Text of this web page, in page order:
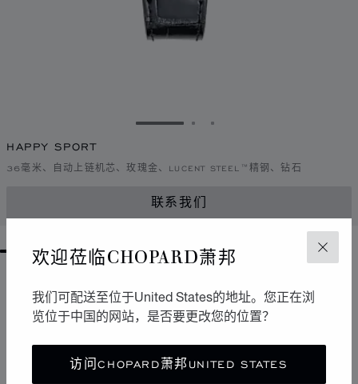
关闭
欢迎莅临CHOPARD萧邦
我们可配送至位于United States的地址。您正在浏
览位于中国的网站，是否要更改您的位置？
访问CHOPARD萧邦UNITED STATES
转到幻灯片 1转到幻灯片 2
转到幻灯片 3
HAPPY SPORT
36毫米、自动上链机芯、玫瑰金、LUCENT STEEL™精钢、钻石
联系我们
GO TO SLIDE 1
GO TO SLIDE 2
GO TO SLIDE 3
GO TO SLIDE 4
GO TO SLIDE 5
设计
标志性设计
Happy Sport腕表拥有柔和曲线，堪称制表艺术中的柔美
风格杰作。其标志性的舞动钻石犹如华丽舞台，展现改变